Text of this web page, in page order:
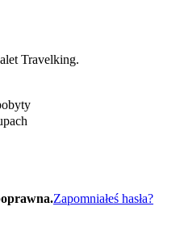
Travelking.
Zapomniałeś hasła?